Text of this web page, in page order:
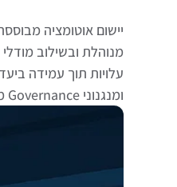
מנוהלת ובשילוב
ומנגנוני Governance ממזערים סיכון ומבטיחים ROI.